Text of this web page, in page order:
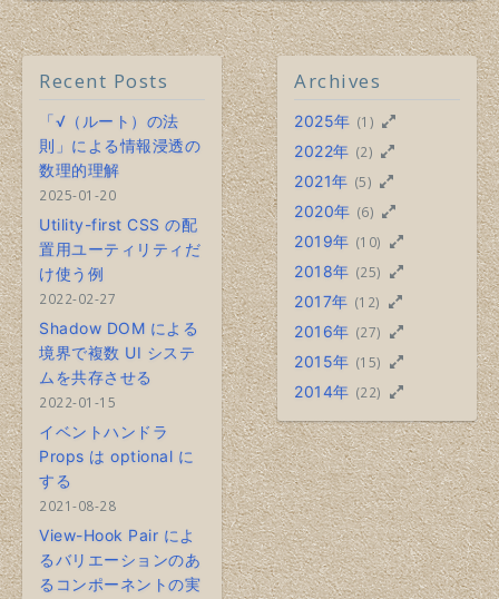
Recent Posts
「√（ルート）の法
則」による情報浸透の
数理的理解
2025-01-20
Utility-first CSS の配
置用ユーティリティだ
け使う例
2022-02-27
Shadow DOM による
境界で複数 UI システ
ムを共存させる
2022-01-15
イベントハンドラ
Props は optional に
する
2021-08-28
View-Hook Pair によ
るバリエーションのあ
るコンポーネントの実
Archives
2025年 (1)
2022年 (2)
2021年 (5)
2020年 (6)
2019年 (10)
2018年 (25)
2017年 (12)
2016年 (27)
2015年 (15)
2014年 (22)